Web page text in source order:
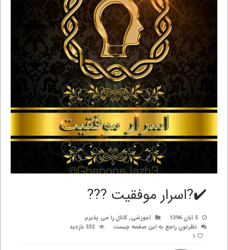
✔️?اسرار موفقیت ???
5 آبان 1396 آموزشی,کانال را می پذیرم
نظرتون راجع به این صفحه چیست
332 بازدید
9